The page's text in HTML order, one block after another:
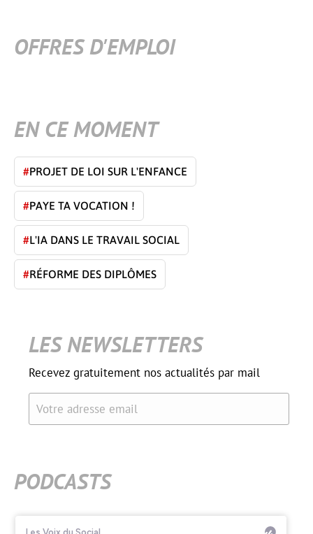
OFFRES D'EMPLOI
EN CE MOMENT
#PROJET DE LOI SUR L'ENFANCE
#PAYE TA VOCATION !
#L'IA DANS LE TRAVAIL SOCIAL
#RÉFORME DES DIPLÔMES
LES NEWSLETTERS
Recevez gratuitement nos actualités par mail
Votre adresse email
PODCASTS